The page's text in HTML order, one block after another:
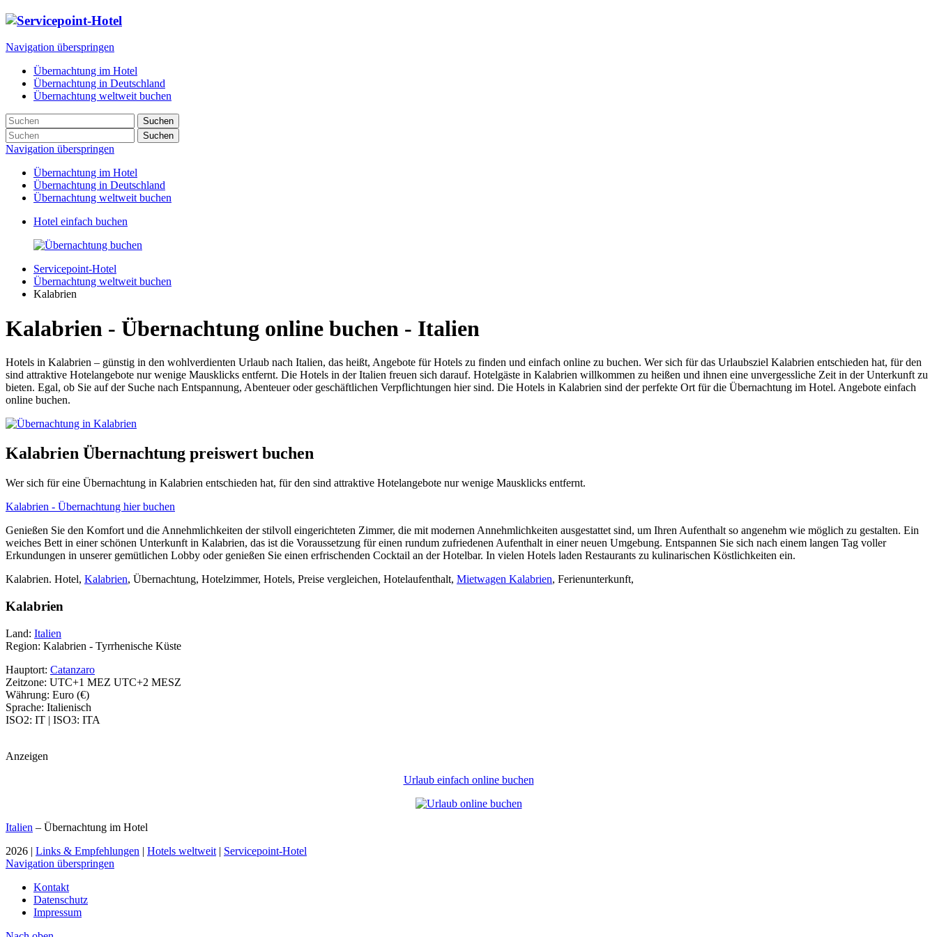
Navigation überspringen
Übernachtung im Hotel
Übernachtung in Deutschland
Übernachtung weltweit buchen
Suchen
Suchen
Navigation überspringen
Übernachtung im Hotel
Übernachtung in Deutschland
Übernachtung weltweit buchen
Hotel einfach buchen
Servicepoint-Hotel
Übernachtung weltweit buchen
Kalabrien
Kalabrien - Übernachtung online buchen - Italien
Hotels in Kalabrien – günstig in den wohlverdienten Urlaub nach Italien, das heißt, Angebote für Hotels zu finden und einfach online zu buchen. Wer sich für das Urlaubsziel Kalabrien entschieden hat, für den
sind attraktive Hotelangebote nur wenige Mausklicks entfernt. Die Hotels in der Italien freuen sich darauf. Hotelgäste in Kalabrien willkommen zu heißen und ihnen eine unvergessliche Zeit in der Unterkunft zu
bieten. Egal, ob Sie auf der Suche nach Entspannung, Abenteuer oder geschäftlichen Verpflichtungen hier sind. Die Hotels in Kalabrien sind der perfekte Ort für die Übernachtung im Hotel. Angebote einfach
online buchen.
Kalabrien Übernachtung preiswert buchen
Wer sich für eine Übernachtung in Kalabrien entschieden hat, für den sind attraktive Hotelangebote nur wenige Mausklicks entfernt.
Kalabrien - Übernachtung hier buchen
Genießen Sie den Komfort und die Annehmlichkeiten der stilvoll eingerichteten Zimmer, die mit modernen Annehmlichkeiten ausgestattet sind, um Ihren Aufenthalt so angenehm wie möglich zu gestalten. Ein
weiches Bett in einer schönen Unterkunft in Kalabrien, das ist die Voraussetzung für einen rundum zufriedenen Aufenthalt in einer neuen Umgebung. Entspannen Sie sich nach einem langen Tag voller
Erkundungen in unserer gemütlichen Lobby oder genießen Sie einen erfrischenden Cocktail an der Hotelbar. In vielen Hotels laden Restaurants zu kulinarischen Köstlichkeiten ein.
Kalabrien. Hotel, Kalabrien, Übernachtung, Hotelzimmer, Hotels, Preise vergleichen, Hotelaufenthalt, Mietwagen Kalabrien, Ferienunterkunft,
Kalabrien
Land: Italien
Region: Kalabrien - Tyrrhenische Küste
Hauptort: Catanzaro
Zeitzone: UTC+1 MEZ UTC+2 MESZ
Währung: Euro (€)
Sprache: Italienisch
ISO2: IT | ISO3: ITA
Anzeigen
Urlaub einfach online buchen
Italien – Übernachtung im Hotel
2026 | Links & Empfehlungen | Hotels weltweit | Servicepoint-Hotel
Navigation überspringen
Kontakt
Datenschutz
Impressum